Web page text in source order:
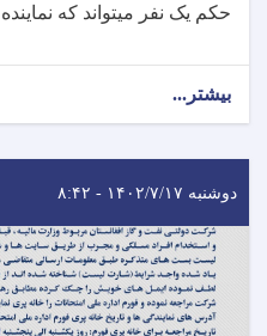
حکم یک نفر میتواند که
بیشتر...
دوشنبه ۱۴۰۲/۷/۱۷ - ۸:۴۲